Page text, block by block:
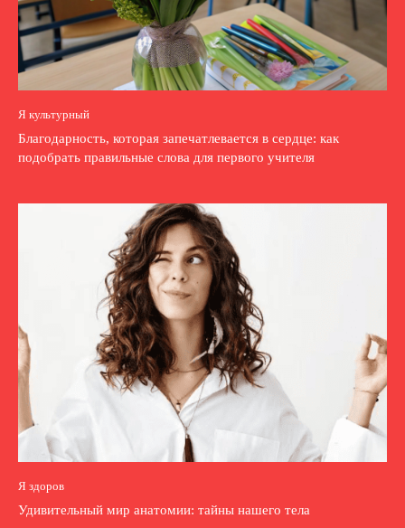
Я культурный
Благодарность, которая запечатлевается в сердце: как
подобрать правильные слова для первого учителя
Я здоров
Удивительный мир анатомии: тайны нашего тела